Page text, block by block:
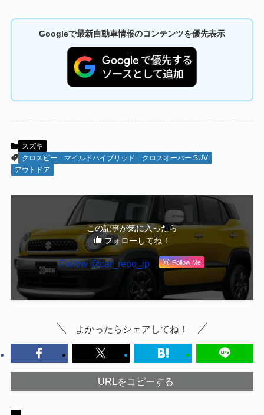
Googleで最新自動車情報のコンテンツを優先表示
スズキ
クロスビー
マイルドハイブリッド
クロスオーバー SUV
アウトドア
この記事が気に入ったら
フォローしてね！
Follow @car_repo_jp Follow Me
よかったらシェアしてね！
URLをコピーする